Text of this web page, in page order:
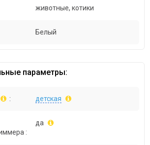
животные, котики
Белый
параметры:
: детская
:
да